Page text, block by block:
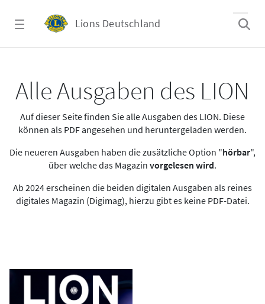
Lions Deutschland
Alle Ausgaben des LION
Auf dieser Seite finden Sie alle Ausgaben des LION. Diese
können als PDF angesehen und heruntergeladen werden.
Die neueren Ausgaben haben die zusätzliche Option "hörbar",
über welche das Magazin vorgelesen wird.
Ab 2024 erscheinen die beiden digitalen Ausgaben als reines
digitales Magazin (Digimag), hierzu gibt es keine PDF-Datei.